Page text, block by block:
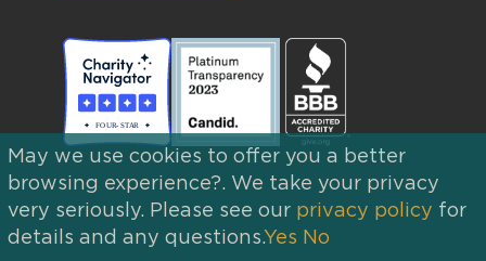
May we use cookies to offer you a better
browsing experience?. We take your privacy
very seriously. Please see our privacy policy for
details and any questions.Yes No